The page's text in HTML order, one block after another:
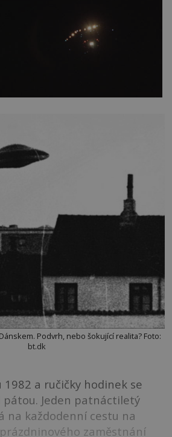
Podvrh, nebo šokující realita? Foto:
bt.dk
a ručičky hodinek se
Jeden patnáctiletý
na každodenní cestu na
zaměstnání